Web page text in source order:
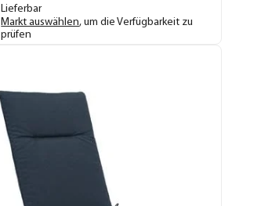
Lieferbar
Markt auswählen, um die Verfügbarkeit zu
prüfen